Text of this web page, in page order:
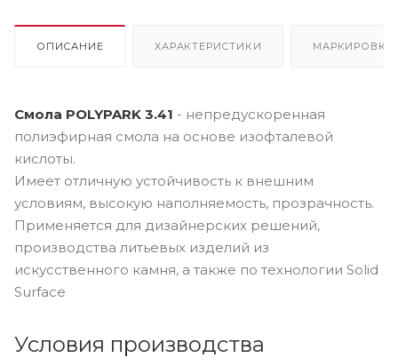
ОПИСАНИЕ ХАРАКТЕРИСТИКИ МАРКИРОВКА
Смола POLYPARK 3.41 - непредускоренная
полиэфирная смола на основе изофталевой
кислоты.
Имеет отличную устойчивость к внешним
условиям, высокую наполняемость, прозрачность.
Применяется для дизайнерских решений,
производства литьевых изделий из
искусственного камня, а также по технологии Solid
Surface
Условия производства